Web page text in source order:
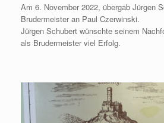
Am 6. November 2022, übergab Jürgen
Brudermeister an Paul Czerwinski.
Jürgen Schubert wünschte seinem
als Brudermeister viel Erfolg.